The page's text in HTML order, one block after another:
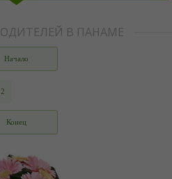
В ПАНАМЕ
Начало
2
Конец